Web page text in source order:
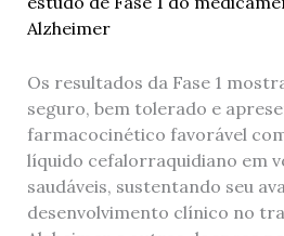
Os resultados da Fase 1
seguro, bem tolerado e
farmacocinético favorável
líquido cefalorraquidiano em
saudáveis, sustentando seu
desenvolvimento clínico no